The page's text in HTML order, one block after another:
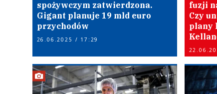
spożywczym zatwierdzona.
Gigant planuje 19 mld euro
przychodów
26.06.2025 / 17:29
fuzji
Czy
plany